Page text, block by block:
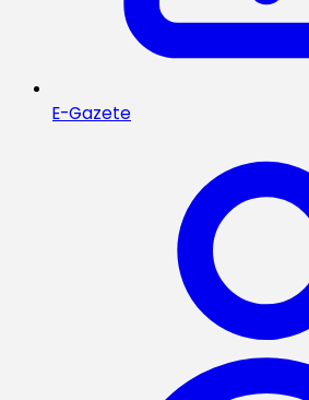
E-Gazete